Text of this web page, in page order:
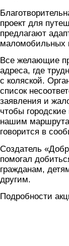
проект для
предлагают
маломобильных
Все желающие
адреса, где
с коляской.
список
заявления и
чтобы
нашим
говорится в
Создатель
помогал
гражданам,
другим.
Подробности